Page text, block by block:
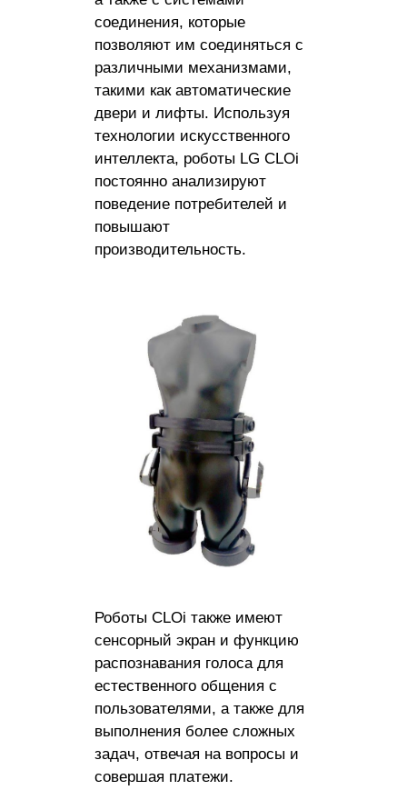
соединения, которые
позволяют им соединяться с
различными механизмами,
такими как автоматические
двери и лифты. Используя
технологии искусственного
интеллекта, роботы LG CLOi
постоянно анализируют
поведение потребителей и
повышают
производительность.
Роботы CLOi также имеют
сенсорный экран и функцию
распознавания голоса для
естественного общения с
пользователями, а также для
выполнения более сложных
задач, отвечая на вопросы и
совершая платежи.